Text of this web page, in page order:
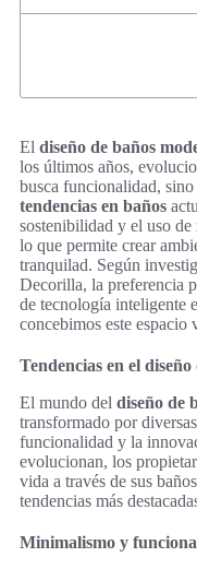
El diseño de baños
los últimos años,
busca funcionalidad,
tendencias en baños
sostenibilidad y el uso de
lo que permite crear
tranquilad. Según
Decorilla, la preferencia
de tecnología inteligente
concebimos este espacio
Tendencias en el
El mundo del diseño de
transformado por
funcionalidad y la
evolucionan, los
vida a través de sus
tendencias más
Minimalismo y